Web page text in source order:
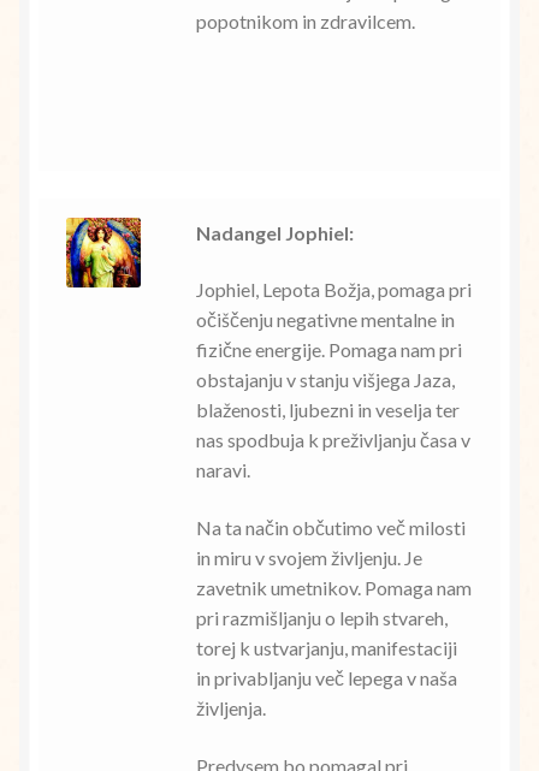
popotnikom in zdravilcem.
Nadangel Jophiel:
Jophiel, Lepota Božja, pomaga pri
očiščenju negativne mentalne in
fizične energije. Pomaga nam pri
obstajanju v stanju višjega Jaza,
blaženosti, ljubezni in veselja ter
nas spodbuja k preživljanju časa v
naravi.
Na ta način občutimo več milosti
in miru v svojem življenju. Je
zavetnik umetnikov. Pomaga nam
pri razmišljanju o lepih stvareh,
torej k ustvarjanju, manifestaciji
in privabljanju več lepega v naša
življenja.
Predvsem bo pomagal pri